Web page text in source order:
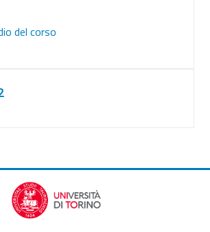
del corso